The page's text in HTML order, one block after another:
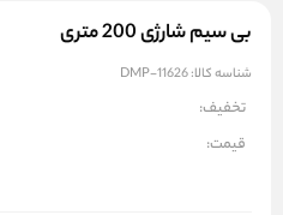
بی سیم شارژی 200 متری
شناسه کالا:DMP-11626
تخفیف:
قیمت: